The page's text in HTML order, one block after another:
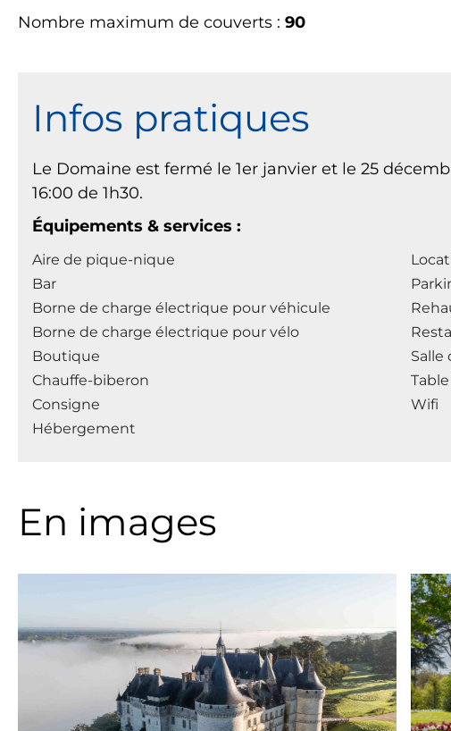
Nombre maximum de couverts : 90
Infos pratiques
Le Domaine est fermé le 1er janvier et le 25
16:00 de 1h30.
Équipements & services :
Aire de pique-nique
Bar
Borne de charge électrique pour véhicule
Borne de charge électrique pour vélo
Boutique
Chauffe-biberon
Consigne
Hébergement
Salle
Wifi
En images